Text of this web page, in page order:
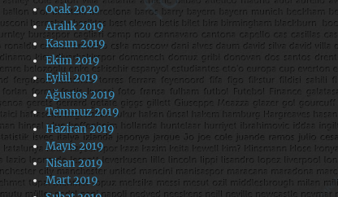
Ocak 2020
Aralık 2019
Kasım 2019
Ekim 2019
Eylül 2019
Ağustos 2019
Temmuz 2019
Haziran 2019
Mayıs 2019
Nisan 2019
Mart 2019